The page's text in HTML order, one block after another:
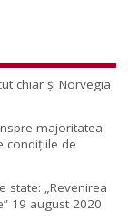
chiar și Norvegia
majoritatea
condițiile de
state: „Revenirea
19 august 2020